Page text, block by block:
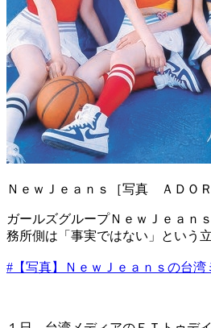
ＮｅｗＪｅａｎｓ［写真 ＡＤＯＲ
ガールズグループＮｅｗＪｅａｎ
務所側は「事実ではない」という
#【写真】ＮｅｗＪｅａｎｓの台